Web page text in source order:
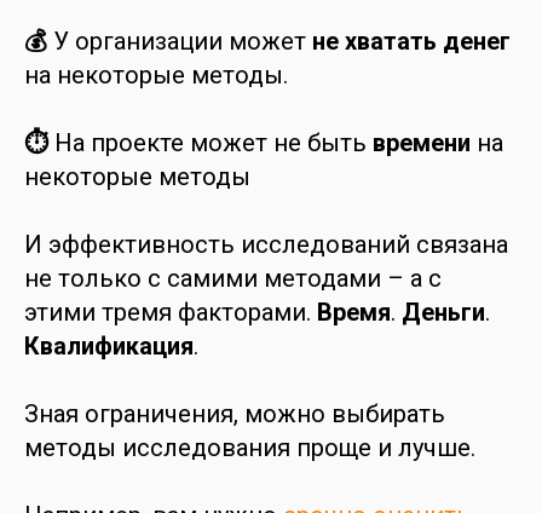
💰 У организации может не хватать денег
на некоторые методы.
⏱ На проекте может не быть времени на
некоторые методы
И эффективность исследований связана
не только с самими методами – а с
этими тремя факторами. Время. Деньги.
Квалификация.
Зная ограничения, можно выбирать
методы исследования проще и лучше.